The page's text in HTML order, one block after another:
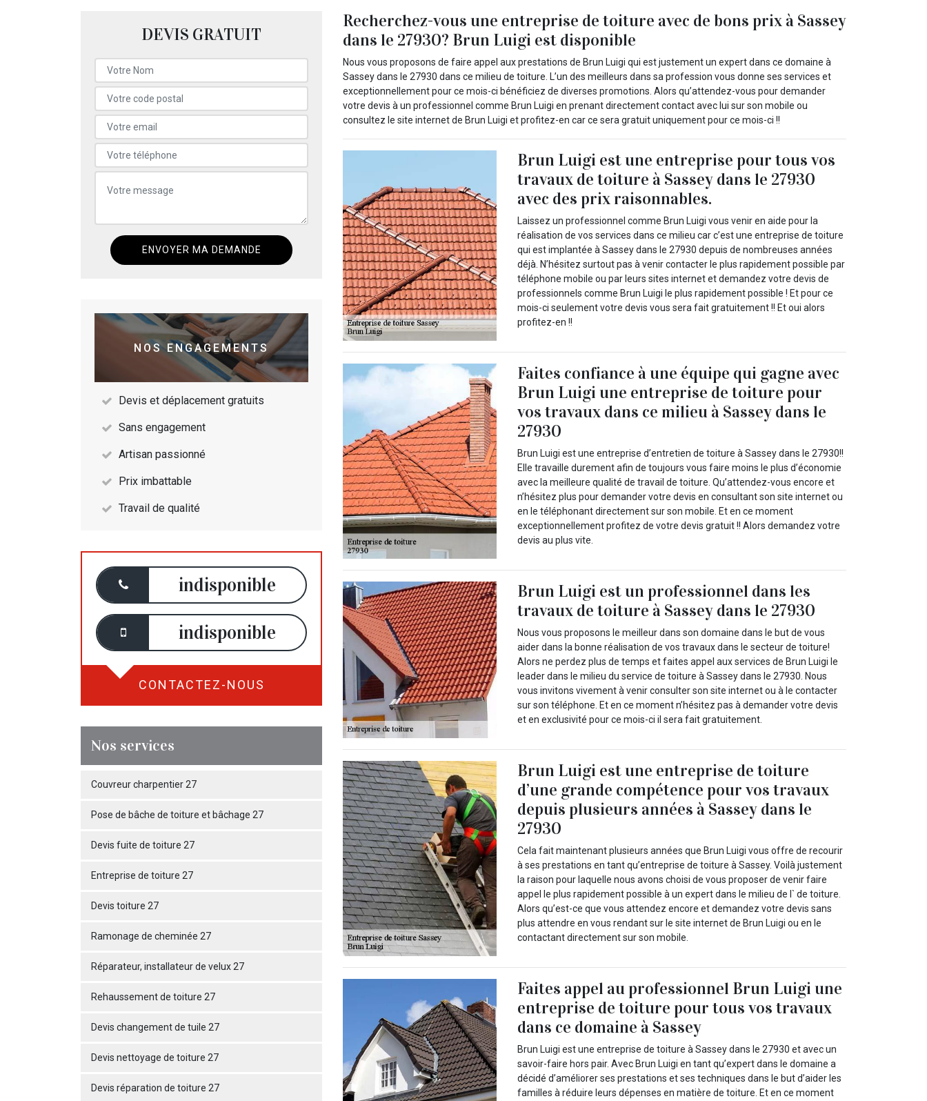
DEVIS GRATUIT
NOS ENGAGEMENTS
Devis et déplacement gratuits
Sans engagement
Artisan passionné
Prix imbattable
Travail de qualité
indisponible
indisponible
CONTACTEZ-NOUS
Nos services
Couvreur charpentier 27
Pose de bâche de toiture et bâchage 27
Devis fuite de toiture 27
Entreprise de toiture 27
Devis toiture 27
Ramonage de cheminée 27
Réparateur, installateur de velux 27
Rehaussement de toiture 27
Devis changement de tuile 27
Devis nettoyage de toiture 27
Devis réparation de toiture 27
Recherchez-vous une entreprise de toiture avec de bons prix à Sassey
dans le 27930? Brun Luigi est disponible
Nous vous proposons de faire appel aux prestations de Brun Luigi qui est justement un expert dans ce domaine à
Sassey dans le 27930 dans ce milieu de toiture. L’un des meilleurs dans sa profession vous donne ses services et
exceptionnellement pour ce mois-ci bénéficiez de diverses promotions. Alors qu’attendez-vous pour demander
votre devis à un professionnel comme Brun Luigi en prenant directement contact avec lui sur son mobile ou
consultez le site internet de Brun Luigi et profitez-en car ce sera gratuit uniquement pour ce mois-ci !!
Brun Luigi est une entreprise pour tous vos
travaux de toiture à Sassey dans le 27930
avec des prix raisonnables.
Laissez un professionnel comme Brun Luigi vous venir en aide pour la
réalisation de vos services dans ce milieu car c’est une entreprise de toiture
qui est implantée à Sassey dans le 27930 depuis de nombreuses années
déjà. N’hésitez surtout pas à venir contacter le plus rapidement possible par
téléphone mobile ou par leurs sites internet et demandez votre devis de
professionnels comme Brun Luigi le plus rapidement possible ! Et pour ce
mois-ci seulement votre devis vous sera fait gratuitement !! Et oui alors
profitez-en !!
Faites confiance à une équipe qui gagne avec
Brun Luigi une entreprise de toiture pour
vos travaux dans ce milieu à Sassey dans le
27930
Brun Luigi est une entreprise d’entretien de toiture à Sassey dans le 27930!!
Elle travaille durement afin de toujours vous faire moins le plus d’économie
avec la meilleure qualité de travail de toiture. Qu’attendez-vous encore et
n’hésitez plus pour demander votre devis en consultant son site internet ou
en le téléphonant directement sur son mobile. Et en ce moment
exceptionnellement profitez de votre devis gratuit !! Alors demandez votre
devis au plus vite.
Brun Luigi est un professionnel dans les
travaux de toiture à Sassey dans le 27930
Nous vous proposons le meilleur dans son domaine dans le but de vous
aider dans la bonne réalisation de vos travaux dans le secteur de toiture!
Alors ne perdez plus de temps et faites appel aux services de Brun Luigi le
leader dans le milieu du service de toiture à Sassey dans le 27930. Nous
vous invitons vivement à venir consulter son site internet ou à le contacter
sur son téléphone. Et en ce moment n’hésitez pas à demander votre devis
et en exclusivité pour ce mois-ci il sera fait gratuitement.
Brun Luigi est une entreprise de toiture
d’une grande compétence pour vos travaux
depuis plusieurs années à Sassey dans le
27930
Cela fait maintenant plusieurs années que Brun Luigi vous offre de recourir
à ses prestations en tant qu’entreprise de toiture à Sassey. Voilà justement
la raison pour laquelle nous avons choisi de vous proposer de venir faire
appel le plus rapidement possible à un expert dans le milieu de l` de toiture.
Alors qu’est-ce que vous attendez encore et demandez votre devis sans
plus attendre en vous rendant sur le site internet de Brun Luigi ou en le
contactant directement sur son mobile.
Faites appel au professionnel Brun Luigi une
entreprise de toiture pour tous vos travaux
dans ce domaine à Sassey
Brun Luigi est une entreprise de toiture à Sassey dans le 27930 et avec un
savoir-faire hors pair. Avec Brun Luigi en tant qu’expert dans le domaine a
décidé d’améliorer ses prestations et ses techniques dans le but d’aider les
familles à réduire leurs dépenses en matière de toiture. Et en ce moment